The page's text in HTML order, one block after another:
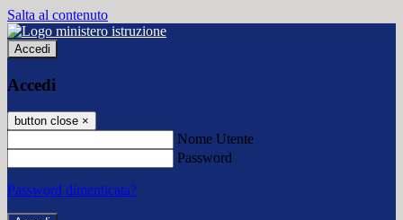
Salta al contenuto
Accedi
Accedi
button close ×
Nome Utente
Password
Password dimenticata?